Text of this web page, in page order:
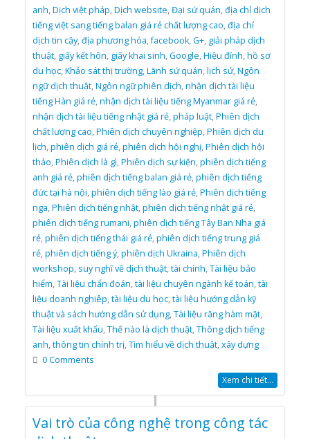
anh,Dịch việt pháp,Dịch website,Đại sứ quán,địa chỉ dịch
tiếng việt sang tiếng balan giá rẻ chất lượng cao,địa chỉ
dịch tin cậy,địa phương hóa,facebook,G+, giải pháp dịch
thuật, giấy kết hôn, giấy khai sinh,Google,Hiệu đính,hồ sơ
du học,Khảo sát thị trường,Lãnh sứ quán,lịch sử,Ngôn
ngữ dịch thuật,Ngôn ngữ phiên dịch,nhận dịch tài liệu
tiếng Hàn giá rẻ,nhận dịch tài liệu tiếng Myanmar giá rẻ,
nhận dịch tài liệu tiếng nhật giá rẻ,pháp luật,Phiên dịch
chất lượng cao,Phiên dịch chuyên nghiệp,Phiên dịch du
lịch,phiên dịch giá rẻ,phiên dịch hội nghị,Phiên dịch hội
thảo,Phiên dịch là gì,Phiên dịch sự kiện,phiên dịch tiếng
anh giá rẻ,phiên dịch tiếng balan giá rẻ,phiên dịch tiếng
đức tại hà nội,phiên dịch tiếng lào giá rẻ,Phiên dịch tiếng
nga,Phiên dịch tiếng nhật,phiên dịch tiếng nhật giá rẻ,
phiên dịch tiếng rumani,phiên dịch tiếng Tây Ban Nha giá
rẻ,phiên dịch tiếng thái giá rẻ,phiên dịch tiếng trung giá
rẻ,phiên dịch tiếng ý,phiên dịch Ukraina,Phiên dịch
workshop, suy nghĩ về dịch thuật,tài chính,Tài liệu bảo
hiểm,Tài liệu chẩn đoán,tài liệu chuyên ngành kế toán,tài
liệu doanh nghiêp,tài liệu du học,tài liệu hướng dẫn kỹ
thuật và sách hướng dẫn sử dụng,Tài liệu răng hàm mặt,
Tài liệu xuất khẩu,Thế nào là dịch thuật,Thông dịch tiếng
anh,thông tin chính trị,Tìm hiểu về dịch thuật,xây dựng
0 Comments
Xem chi tiết...
Vai trò của công nghệ trong công tác